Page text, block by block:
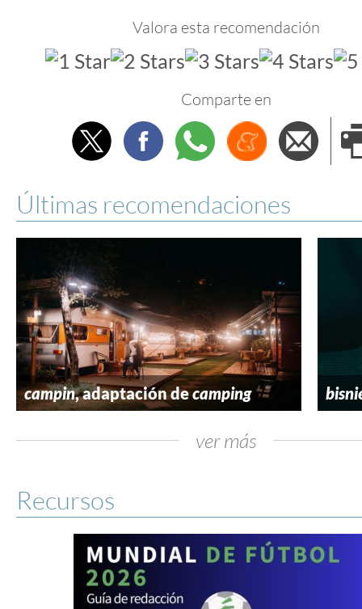
Valora esta recomendación
Comparte en
TwitterFacebookWhatsappMenéame
Últimas recomendaciones
campin, adaptación decamping
ver más
Recursos